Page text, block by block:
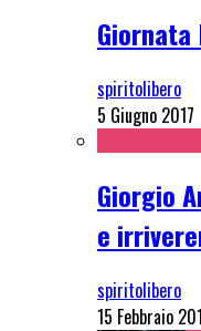
Giornata
spiritolibero
5 Giugno 2017
Giorgio
e
spiritolibero
15 Febbraio